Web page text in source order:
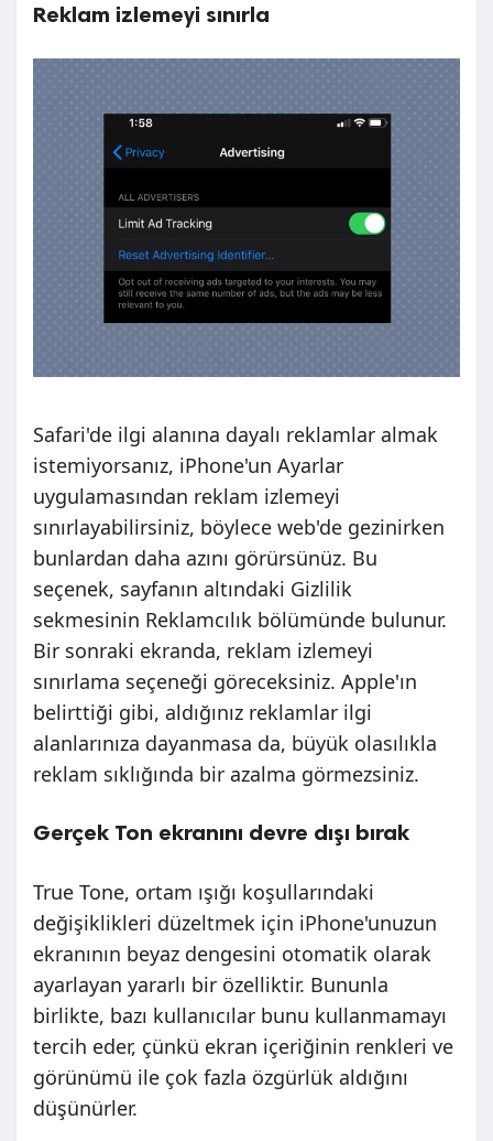
Reklam izlemeyi sınırla
Safari'de ilgi alanına dayalı reklamlar almak
istemiyorsanız, iPhone'un Ayarlar
uygulamasından reklam izlemeyi
sınırlayabilirsiniz, böylece web'de gezinirken
bunlardan daha azını görürsünüz. Bu
seçenek, sayfanın altındaki Gizlilik
sekmesinin Reklamcılık bölümünde bulunur.
Bir sonraki ekranda, reklam izlemeyi
sınırlama seçeneği göreceksiniz. Apple'ın
belirttiği gibi, aldığınız reklamlar ilgi
alanlarınıza dayanmasa da, büyük olasılıkla
reklam sıklığında bir azalma görmezsiniz.
Gerçek Ton ekranını devre dışı bırak
True Tone, ortam ışığı koşullarındaki
değişiklikleri düzeltmek için iPhone'unuzun
ekranının beyaz dengesini otomatik olarak
ayarlayan yararlı bir özelliktir. Bununla
birlikte, bazı kullanıcılar bunu kullanmamayı
tercih eder, çünkü ekran içeriğinin renkleri ve
görünümü ile çok fazla özgürlük aldığını
düşünürler.